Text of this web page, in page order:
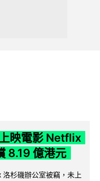
映電影 Netflix
8.19 億港元
洛杉磯辦公室被竊，未上